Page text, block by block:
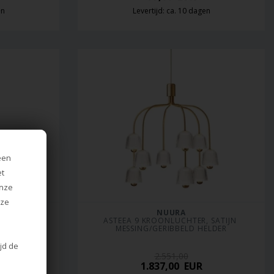
de
Levertijd: ca. 10 dagen
NUURA
ASTEEA 9 KROONLUCHTER, SATIJN
MESSING/GERIBBELD HELDER
1.837,00EUR